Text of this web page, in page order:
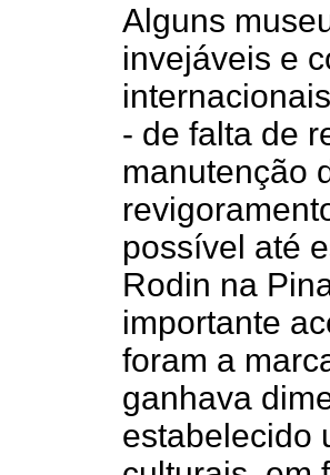
Alguns
invejáveis e
- de falta de
manutenção
possível até
Rodin na
importante
foram a
ganhava
estabelecido